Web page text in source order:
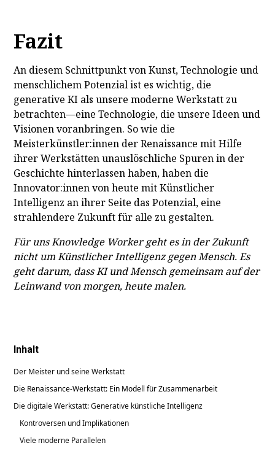
Fazit
An diesem Schnittpunkt von Kunst, Technologie und
menschlichem Potenzial ist es wichtig, die
generative KI als unsere moderne Werkstatt zu
betrachten—eine Technologie, die unsere Ideen und
Visionen voranbringen. So wie die
Meisterkünstler:innen der Renaissance mit Hilfe
ihrer Werkstätten unauslöschliche Spuren in der
Geschichte hinterlassen haben, haben die
Innovator:innen von heute mit Künstlicher
Intelligenz an ihrer Seite das Potenzial, eine
strahlendere Zukunft für alle zu gestalten.
Für uns Knowledge Worker geht es in der Zukunft
nicht um Künstlicher Intelligenz gegen Mensch. Es
geht darum, dass KI und Mensch gemeinsam auf der
Leinwand von morgen, heute malen.
Inhalt
Der Meister und seine Werkstatt
Die Renaissance-Werkstatt: Ein Modell für Zusammenarbeit
Die digitale Werkstatt: Generative künstliche Intelligenz
Kontroversen und Implikationen
Viele moderne Parallelen